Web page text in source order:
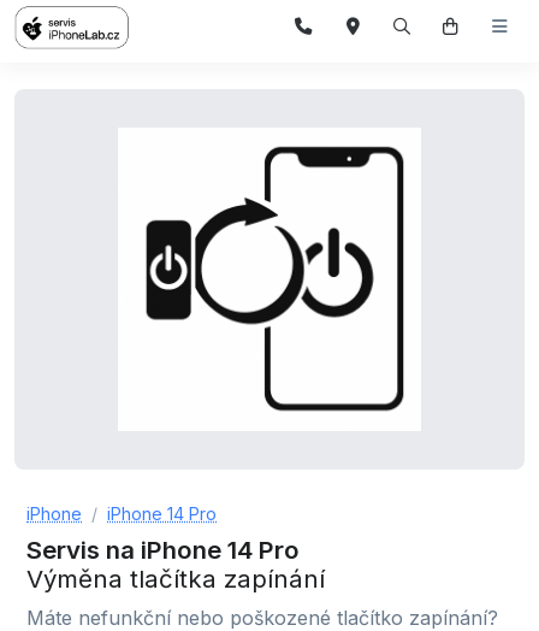
iPhone iPhone 14 Pro
Servis na iPhone 14 Pro
Výměna tlačítka zapínání
Máte nefunkční nebo poškozené tlačítko zapínání?